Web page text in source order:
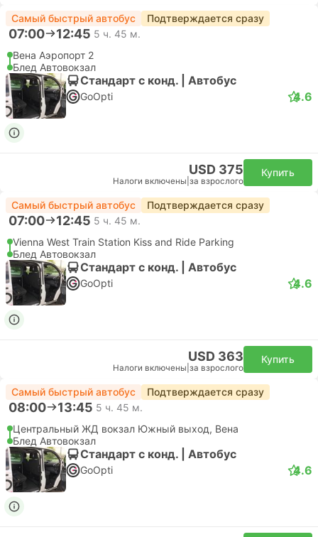
Самый быстрый автобус Подтверждается сразу
07:00 12:45 5 ч. 45 м.
Вена Аэропорт 2
Блед Автовокзал
Стандарт с конд. | Автобус
GoOpti 4.6
USD 375
Налоги включены за взрослого
Купить
Самый быстрый автобус Подтверждается сразу
07:00 12:45 5 ч. 45 м.
Vienna West Train Station Kiss and Ride Parking
Блед Автовокзал
Стандарт с конд. | Автобус
GoOpti 4.6
USD 363
Налоги включены за взрослого
Купить
Самый быстрый автобус Подтверждается сразу
08:00 13:45 5 ч. 45 м.
Центральный ЖД вокзал Южный выход, Вена
Блед Автовокзал
Стандарт с конд. | Автобус
GoOpti 4.6